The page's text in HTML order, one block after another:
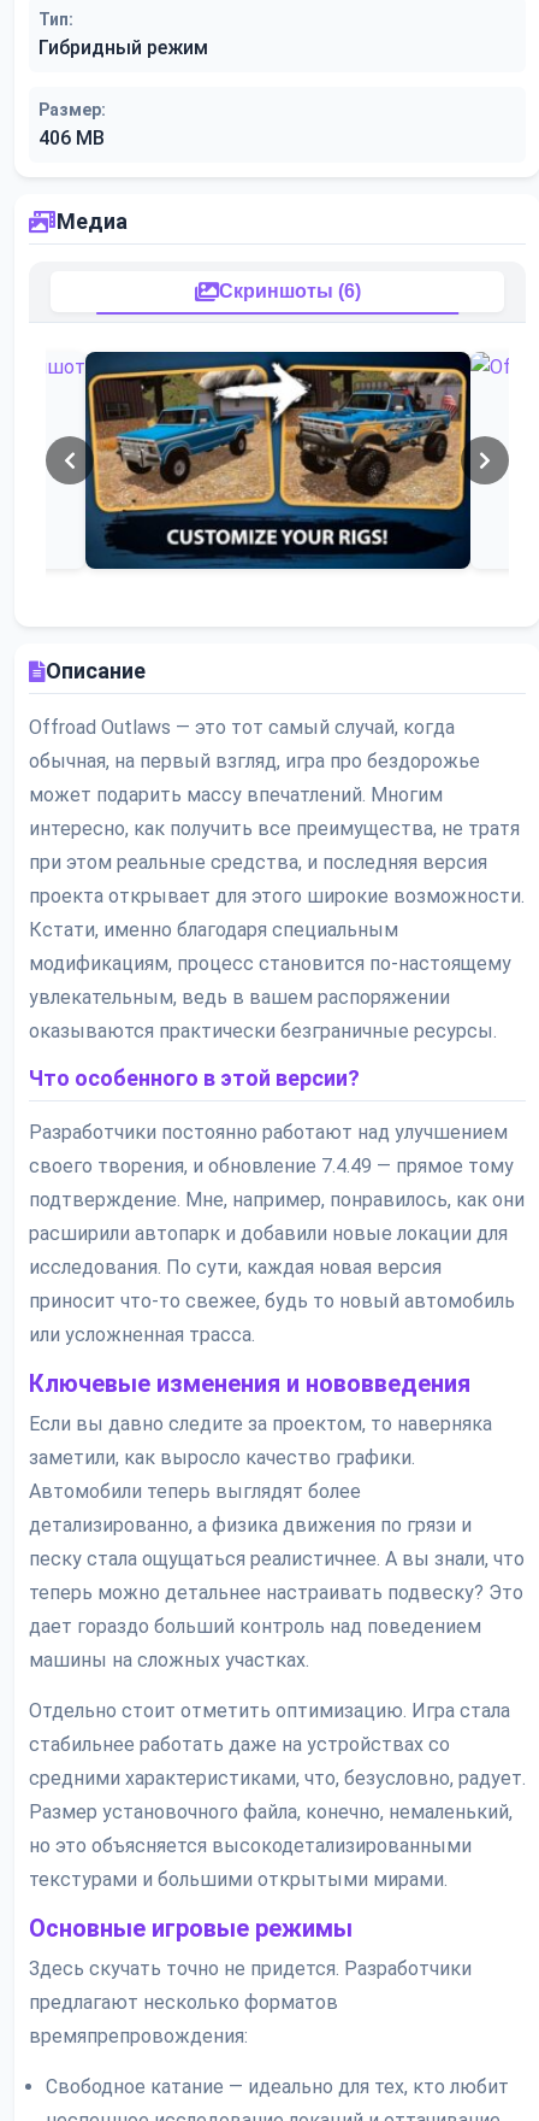
Тип:
Гибридный режим
Размер:
406 MB
Медиа
Скриншоты (6)
Описание
Offroad Outlaws — это тот самый случай, когда
обычная, на первый взгляд, игра про бездорожье
может подарить массу впечатлений. Многим
интересно, как получить все преимущества, не тратя
при этом реальные средства, и последняя версия
проекта открывает для этого широкие возможности.
Кстати, именно благодаря специальным
модификациям, процесс становится по-настоящему
увлекательным, ведь в вашем распоряжении
оказываются практически безграничные ресурсы.
Что особенного в этой версии?
Разработчики постоянно работают над улучшением
своего творения, и обновление 7.4.49 — прямое тому
подтверждение. Мне, например, понравилось, как они
расширили автопарк и добавили новые локации для
исследования. По сути, каждая новая версия
приносит что-то свежее, будь то новый автомобиль
или усложненная трасса.
Ключевые изменения и нововведения
Если вы давно следите за проектом, то наверняка
заметили, как выросло качество графики.
Автомобили теперь выглядят более
детализированно, а физика движения по грязи и
песку стала ощущаться реалистичнее. А вы знали, что
теперь можно детальнее настраивать подвеску? Это
дает гораздо больший контроль над поведением
машины на сложных участках.
Отдельно стоит отметить оптимизацию. Игра стала
стабильнее работать даже на устройствах со
средними характеристиками, что, безусловно, радует.
Размер установочного файла, конечно, немаленький,
но это объясняется высокодетализированными
текстурами и большими открытыми мирами.
Основные игровые режимы
Здесь скучать точно не придется. Разработчики
предлагают несколько форматов
времяпрепровождения:
Свободное катание — идеально для тех, кто любит